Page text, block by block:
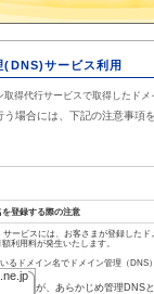
(DNS)サービス利用
取得代行サービスで取得したド
う場合には、下記の注意事項
登録する際の注意
サービスには、お客さまが登録した
利用料が発生いたします。
るドメイン名でドメイン管理（DNS
が、あらかじめ管理DNS